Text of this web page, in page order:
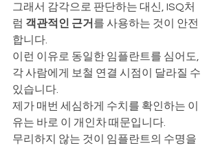
그래서 감각으로 판단하는 대신, ISQ처
럼 객관적인 근거 를 사용하는 것이 안전
합니다.
이런 이유로 동일한 임플란트를 심어도,
각 사람에게 보철 연결 시점이 달라질 수
있습니다.
제가 매번 세심하게 수치를 확인하는 이
유는 바로 이 개인차 때문입니다.
무리하지 않는 것이 임플란트의 수명을